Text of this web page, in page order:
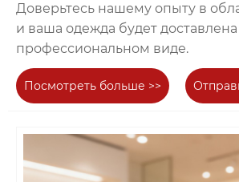
Доверьтесь нашему опыту в
и ваша одежда будет
профессиональном виде.
Посмотреть больше >>